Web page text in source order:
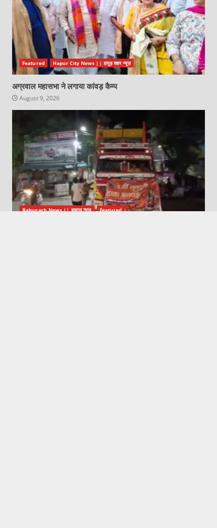
Featured Hapur City News || हापुड़ शहर न्यूज़
अग्रवाल महासभा ने लगाया कांवड़ कैम्प
August 9, 2026
Babugarh News || बाबूगढ़ न्यूज़ Featured